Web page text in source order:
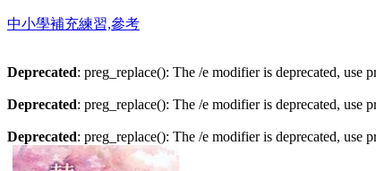
中小學補充練習,參考
Deprecated: preg_replace(): The /e modifier is deprecated, use
Deprecated: preg_replace(): The /e modifier is deprecated, use
Deprecated: preg_replace(): The /e modifier is deprecated, use